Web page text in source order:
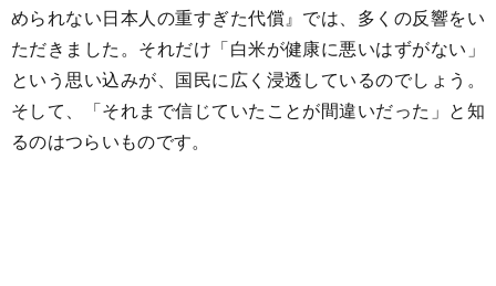
められない日本人の重すぎた代償』では、多くの反響をい
ただきました。それだけ「白米が健康に悪いはずがない」
という思い込みが、国民に広く浸透しているのでしょう。
そして、「それまで信じていたことが間違いだった」と知
るのはつらいものです。